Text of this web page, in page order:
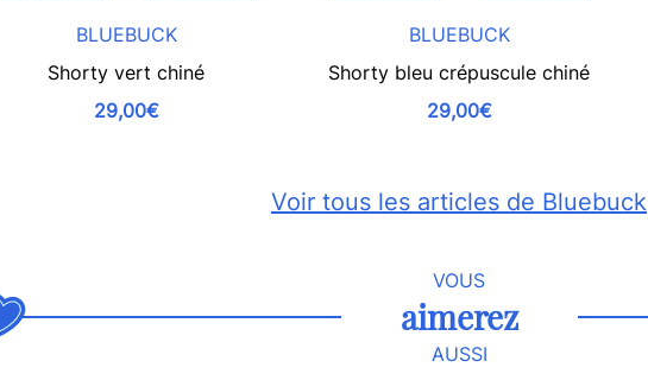
BLUEBUCK
Shorty vert chiné
29,00€
BLUEBUCK
Shorty bleu crépuscule chiné
29,00€
Voir tous les articles de Bluebuck
VOUS
aimerez
AUSSI